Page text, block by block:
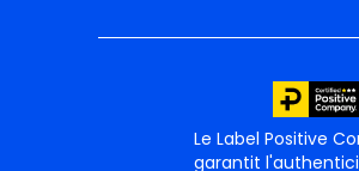
Le Label Positive
garantit